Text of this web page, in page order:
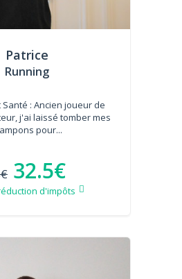
Patrice
Running
Santé : Ancien joueur de
j'ai laissé tomber mes
pour...
32.5€
d'impôts